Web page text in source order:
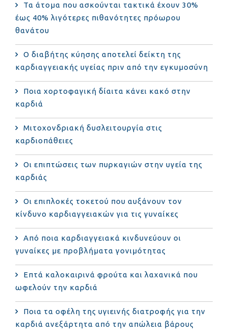
Τα άτομα που ασκούνται τακτικά έχουν 30%
έως 40% λιγότερες πιθανότητες πρόωρου
θανάτου
Ο διαβήτης κύησης αποτελεί δείκτη της
καρδιαγγειακής υγείας πριν από την εγκυμοσύνη
Ποια χορτοφαγική δίαιτα κάνει κακό στην
καρδιά
Μιτοχονδριακή δυσλειτουργία στις
καρδιοπάθειες
Οι επιπτώσεις των πυρκαγιών στην υγεία της
καρδιάς
Οι επιπλοκές τοκετού που αυξάνουν τον
κίνδυνο καρδιαγγειακών για τις γυναίκες
Από ποια καρδιαγγειακά κινδυνεύουν οι
γυναίκες με προβλήματα γονιμότητας
Επτά καλοκαιρινά φρούτα και λαχανικά που
ωφελούν την καρδιά
Ποια τα οφέλη της υγιεινής διατροφής για την
καρδιά ανεξάρτητα από την απώλεια βάρους